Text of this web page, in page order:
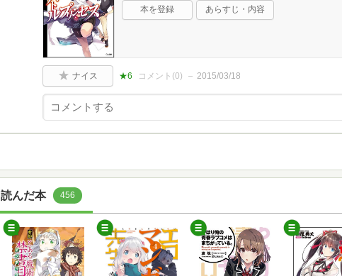
本を登録 あらすじ・内容
ナイス ★6 コメント(0) 2015/03/18
読んだ本 456